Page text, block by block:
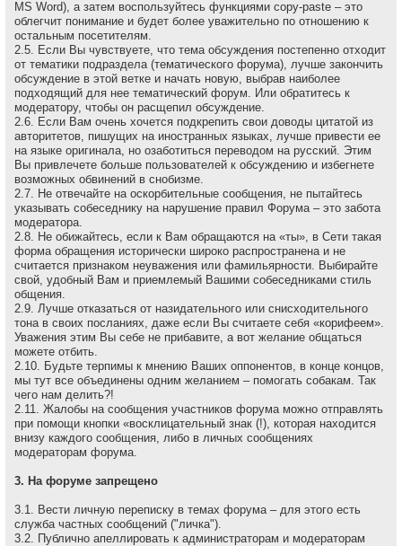
MS Word), а затем воспользуйтесь функциями copy-paste – это
облегчит понимание и будет более уважительно по отношению к
остальным посетителям.
2.5. Если Вы чувствуете, что тема обсуждения постепенно отходит
от тематики подраздела (тематического форума), лучше закончить
обсуждение в этой ветке и начать новую, выбрав наиболее
подходящий для нее тематический форум. Или обратитесь к
модератору, чтобы он расщепил обсуждение.
2.6. Если Вам очень хочется подкрепить свои доводы цитатой из
авторитетов, пишущих на иностранных языках, лучше привести ее
на языке оригинала, но озаботиться переводом на русский. Этим
Вы привлечете больше пользователей к обсуждению и избегнете
возможных обвинений в снобизме.
2.7. Не отвечайте на оскоpбительные сообщения, не пытайтесь
указывать собеседнику на наpушение пpавил Форума – это забота
модеpатоpа.
2.8. Не обижайтесь, если к Вам обращаются на «ты», в Сети такая
форма обращения исторически широко распространена и не
считается признаком неуважения или фамильярности. Выбирайте
свой, удобный Вам и приемлемый Вашими собеседниками стиль
общения.
2.9. Лучше отказаться от назидательного или снисходительного
тона в своих посланиях, даже если Вы считаете себя «корифеем».
Уважения этим Вы себе не прибавите, а вот желание общаться
можете отбить.
2.10. Будьте терпимы к мнению Ваших оппонентов, в конце концов,
мы тут все объединены одним желанием – помогать собакам. Так
чего нам делить?!
2.11. Жалобы на сообщения участников форума можно отправлять
при помощи кнопки «восклицательный знак (!), которая находится
внизу каждого сообщения, либо в личных сообщениях
модераторам форума.
3. На форуме запрещено
3.1. Вести личную переписку в темах форума – для этого есть
служба частных сообщений ("личка").
3.2. Публично апеллировать к администраторам и модеpатоpам